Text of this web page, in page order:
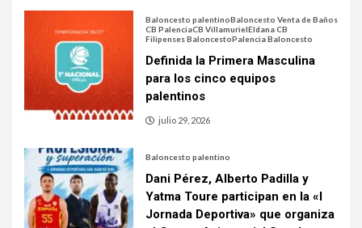
Baloncesto palentinoBaloncesto Venta de Baños
CB PalenciaCB VillamurielEldana CB
Filipenses BaloncestoPalencia Baloncesto
Definida la Primera Masculina
para los cinco equipos
palentinos
julio 29, 2026
Baloncesto palentino
Dani Pérez, Alberto Padilla y
Yatma Toure participan en la «I
Jornada Deportiva» que organiza